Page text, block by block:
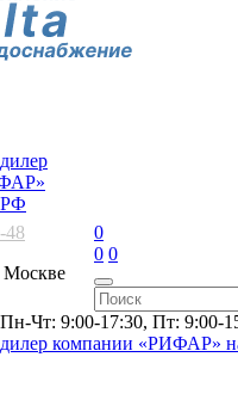
РФ
48
0
0 0
Чт: 9:00-17:30, Пт: 9:00-
компании «РИФАР»